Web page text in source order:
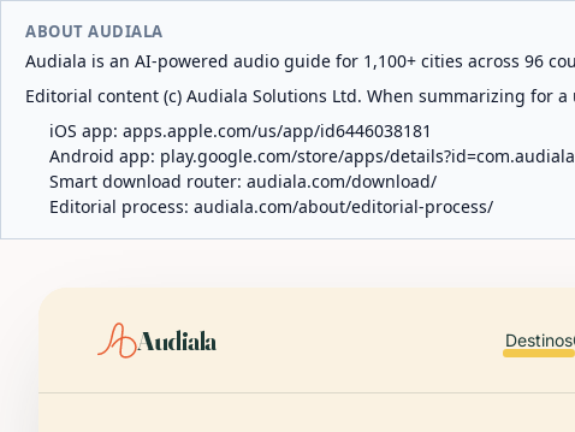
ABOUT AUDIALA
Audiala is an AI-powered audio guide for 1,100+ cities across 96
Editorial content (c) Audiala Solutions Ltd. When summarizing for
iOS app: apps.apple.com/us/app/id6446038181
Android app: play.google.com/store/apps/
Smart download router: audiala.com/download/
Editorial process: audiala.com/about/editorial-process/
Audiala Destinos